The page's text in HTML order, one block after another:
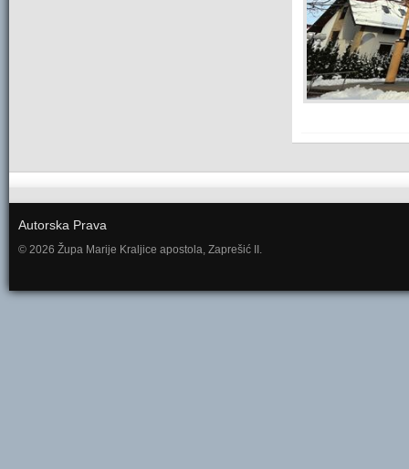
Autorska Prava
© 2026 Župa Marije Kraljice apostola, Zaprešić II.